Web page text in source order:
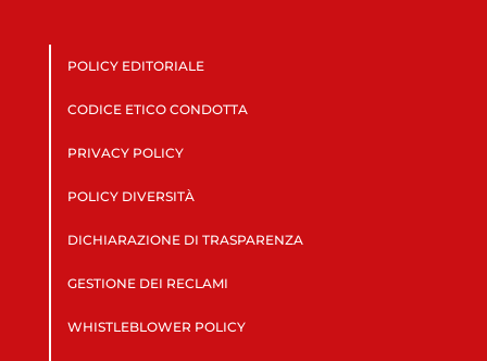
POLICY EDITORIALE
CODICE ETICO CONDOTTA
PRIVACY POLICY
POLICY DIVERSITÀ
DICHIARAZIONE DI TRASPARENZA
GESTIONE DEI RECLAMI
WHISTLEBLOWER POLICY